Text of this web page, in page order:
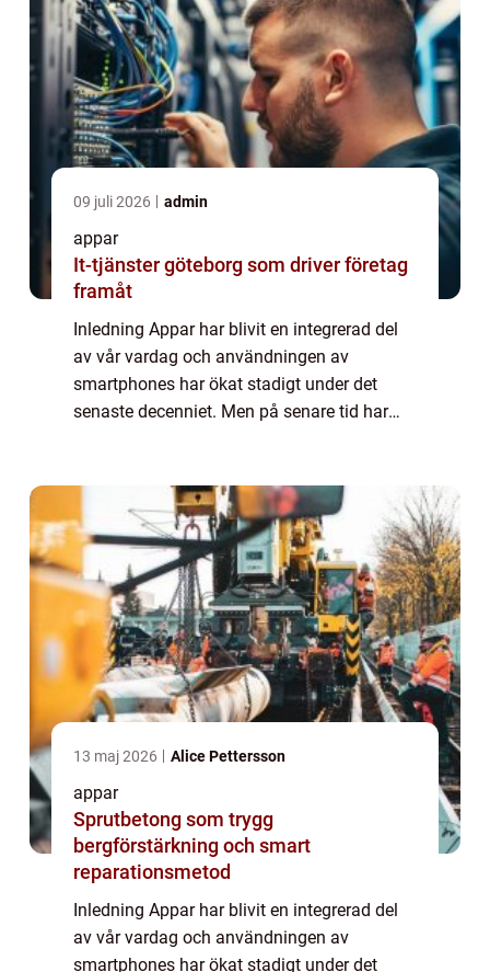
09 juli 2026 admin
appar
It-tjänster göteborg som driver företag
framåt
Inledning Appar har blivit en integrerad del
av vår vardag och användningen av
smartphones har ökat stadigt under det
senaste decenniet. Men på senare tid har
problem kan v...
13 maj 2026 Alice Pettersson
appar
Sprutbetong som trygg
bergförstärkning och smart
reparationsmetod
Inledning Appar har blivit en integrerad del
av vår vardag och användningen av
smartphones har ökat stadigt under det